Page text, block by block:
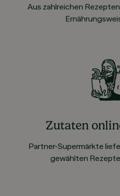
Aus zahlreichen
Zutaten
Partner-Supermärkte
gewählten